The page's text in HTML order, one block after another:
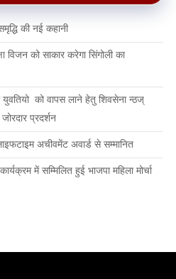
की नई कहानी
विजन को साकार करेगा सिंगोली का
युवतियो को वापस लाने हेतु शिवसेना न्ठज्
प्रदर्शन
अचीवमेंट अवार्ड से सम्मानित
में सम्मिलित हुई भाजपा महिला मोर्चा